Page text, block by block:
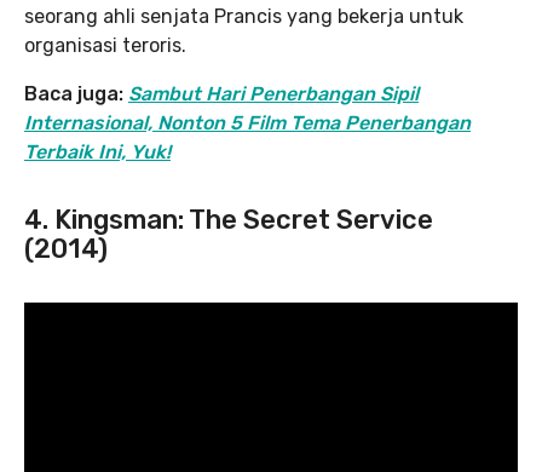
seorang ahli senjata Prancis yang bekerja untuk
organisasi teroris.
Baca juga: Sambut Hari Penerbangan Sipil
Internasional, Nonton 5 Film Tema Penerbangan
Terbaik Ini, Yuk!
4. Kingsman: The Secret Service
(2014)